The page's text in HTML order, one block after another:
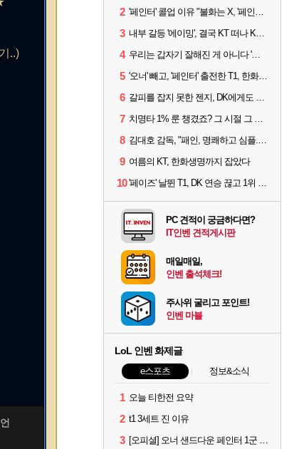
..)
2 '페인터' 콜업 이유 "불화는 X, '페인터'는 부족한 콜을 채워줄 선수"
3 내부 갈등 '에이밍', 결국 KT 떠나 KRX로...'지우'와 트레이드
4 우리는 갑자기 잘해진 게 아니다 '씨맥' 김대호 감독의 자신감
5 '오너' 빼고, '페인터' 출전한 T1, 한화생명에 패배
6 갈피를 잡지 못한 젠지, DK에게도 0:2 패배
7 치명타 1% 룬 챙겼죠? 그 시절 그 감성 '롤 클래식' 30일 출시
8 김대호 감독, "패인, 명쾌하고 심플...다시 힘낼 수 있어"
9 여름의 KT, 한화생명까지 잡았다
10 '페이즈' 날뛴 T1, DK 연승 끊고 1위 지켜
PC 견적이 궁금하다면?
IT인벤 견적게시판
매일매일,
인벤 출석체크!
주사위 굴리고 포인트!
인벤 마블
LoL 인벤 화제글
e스포츠 정보&소식
1 오늘 티한전 요약
2 t1 3세트 진 이유
3 [오피셜] 오너 샌드다운 페인터 1군 콜업 출전